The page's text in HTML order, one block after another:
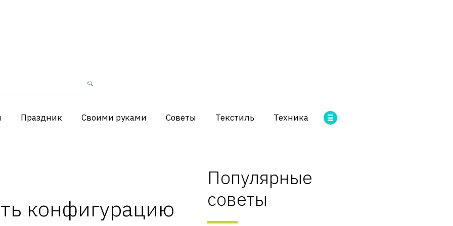
Праздник Своими руками Советы Текстиль Техника
конфигурацию
Популярные
советы